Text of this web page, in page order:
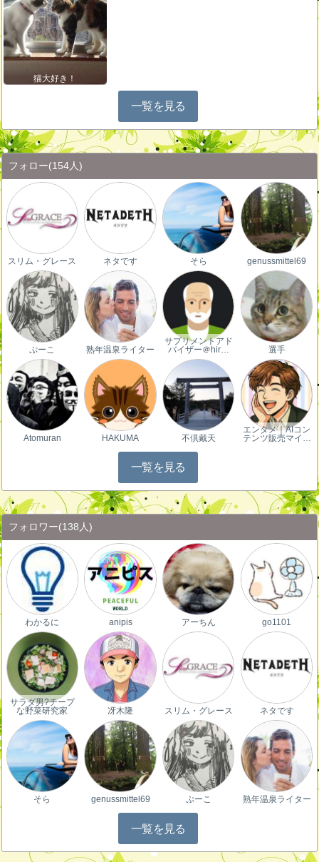
猫大好き！
一覧を見る
フォロー(154人)
スリム・グレース ネタです そら genussmittel69
ぷーこ 熟年温泉ライター
サプリメントアド
バイザー＠hir…
選手
Atomuran HAKUMA 不倶戴天
エンタメ｜AIコン
テンツ販売マイ…
一覧を見る
フォロワー(138人)
わかるに anipis アーちん go1101
サラダ男?チープ
な野菜研究家
冴木隆 スリム・グレース ネタです
そら genussmittel69 ぷーこ 熟年温泉ライター
一覧を見る